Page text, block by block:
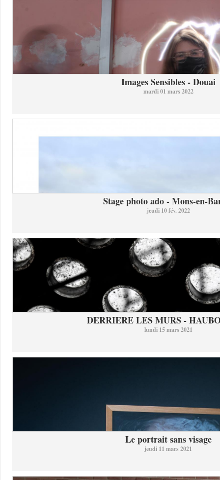
Images Sensibles - Douai
mardi 01 mars 2022
Stage photo ado - Mons-en-
jeudi 10 fév. 2022
DERRIERE LES MURS -
lundi 15 mars 2021
Le portrait sans visage
jeudi 11 mars 2021